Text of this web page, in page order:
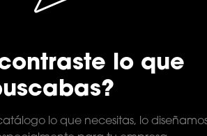
lo que
lo que necesitas, lo